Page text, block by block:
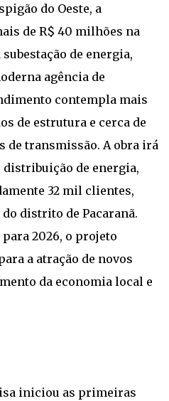
do Oeste, a
de R$ 40 milhões na
de energia,
agência de
contempla mais
de estrutura e cerca de
de transmissão. A obra irá
distribuição de energia,
32 mil clientes,
distrito de Pacaranã.
2026, o projeto
a atração de novos
da economia local e
iniciou as primeiras